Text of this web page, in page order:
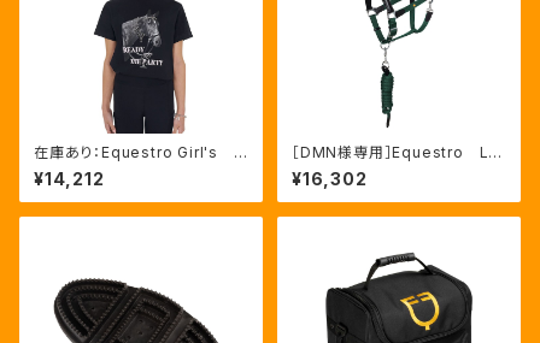
在庫あり：Equestro Girl's R
eady To The Party Ｔシャ
ツ ラインストーンTシャツ（ETK
A00249）
¥14,212
［DMN様専用］Equestro La
ni 無口＆引手セット グリー
ン FULLサイズ（ETH03002
N）
¥16,302